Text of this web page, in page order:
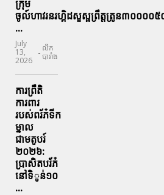
ក្រុម
ចូល៍ហាវរនរហ្គិដសួស្ផព្រឹត្តត្រូន៣០០០០
...
July
13,
2026
- លីក
បារាំង
ការព្រឹតិ
ការពារ
របស់ពរ័ភ៎ទីក
ម្នាល
ជាមតូបរ៍
២០២៦:
ប្រាសិតបរ័ភ៎
នៅទិូន់១០
...